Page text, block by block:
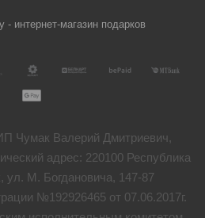
интернет-магазин подарков
Чумак Валерий Дмитриевич,
адрес: 220100 Республика
ул. М. Богдановича, 147-87
№192926465 от 07.06.2017г.